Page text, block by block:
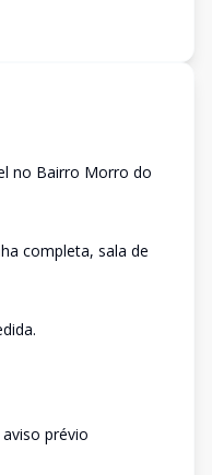
no Bairro Morro do
completa, sala de
prévio